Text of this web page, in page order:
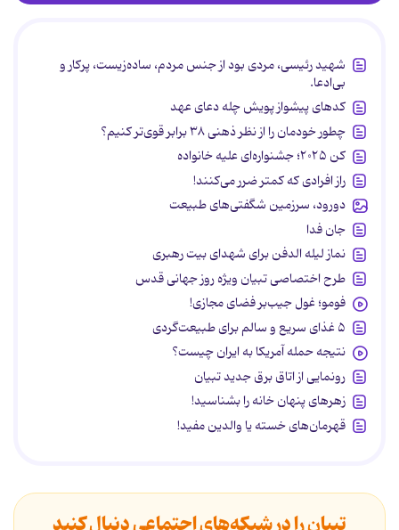
شهید رئیسی، مردی بود از جنس مردم، ساده‌زیست، پرکار و
بی‌ادعا.
کدهای پیشواز پویش چله دعای عهد
چطور خودمان را از نظر ذهنی ۳۸ برابر قوی‌تر کنیم؟
کن ۲۰۲۵؛ جشنواره‌ای علیه خانواده
راز افرادی که کمتر ضرر می‌کنند!
دورود، سرزمین شگفتی‌های طبیعت
جان فدا
نماز لیله الدفن برای شهدای بیت رهبری
طرح اختصاصی تبیان ویژه روز جهانی قدس
فومو؛ غول جیب‌بر فضای مجازی!
۵ غذای سریع و سالم برای طبیعت‌گردی
نتیجه حمله آمریکا به ایران چیست؟
رونمایی از اتاق برق جدید تبیان
زهرهای پنهان خانه را بشناسید!
قهرمان‌های خسته یا والدین مفید!